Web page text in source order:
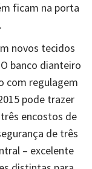
ficam na porta
novos tecidos
banco dianteiro
com regulagem
pode trazer
encostos de
de três
– excelente